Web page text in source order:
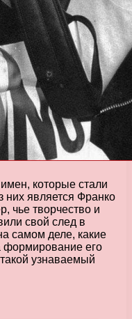
которые стали
является Франко
чье творчество и
свой след в
самом деле, какие
формирование его
узнаваемый